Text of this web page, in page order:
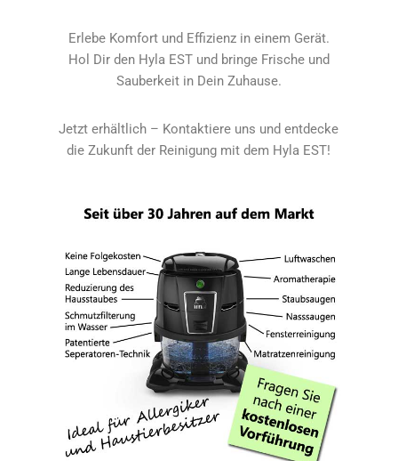
Erlebe Komfort und Effizienz in einem Gerät.
Hol Dir den Hyla EST und bringe Frische und
Sauberkeit in Dein Zuhause.
Jetzt erhältlich – Kontaktiere uns und entdecke
die Zukunft der Reinigung mit dem Hyla EST!